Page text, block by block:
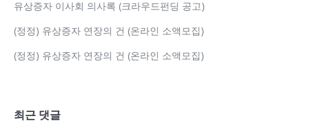
유상증자 이사회 의사록 (크라우드펀딩 공고)
(정정) 유상증자 연장의 건 (온라인 소액모집)
(정정) 유상증자 연장의 건 (온라인 소액모집)
최근 댓글